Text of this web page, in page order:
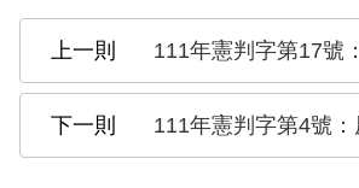
語
言
111年憲判字第17號：西拉
111年憲判字第4號：原住民與非原住民